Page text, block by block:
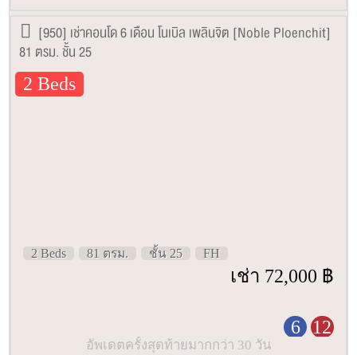
[950] เช่าคอนโด 6 เดือน โนเบิล เพลินจิต [Noble Ploenchit]
81 ตรม. ชั้น 25
2 Beds
2 Beds 81 ตรม. ชั้น 25 FH
เช่า 72,000 ฿
6 12
อัพเดตครั้งสุดท้ายมากกว่า 30 วัน